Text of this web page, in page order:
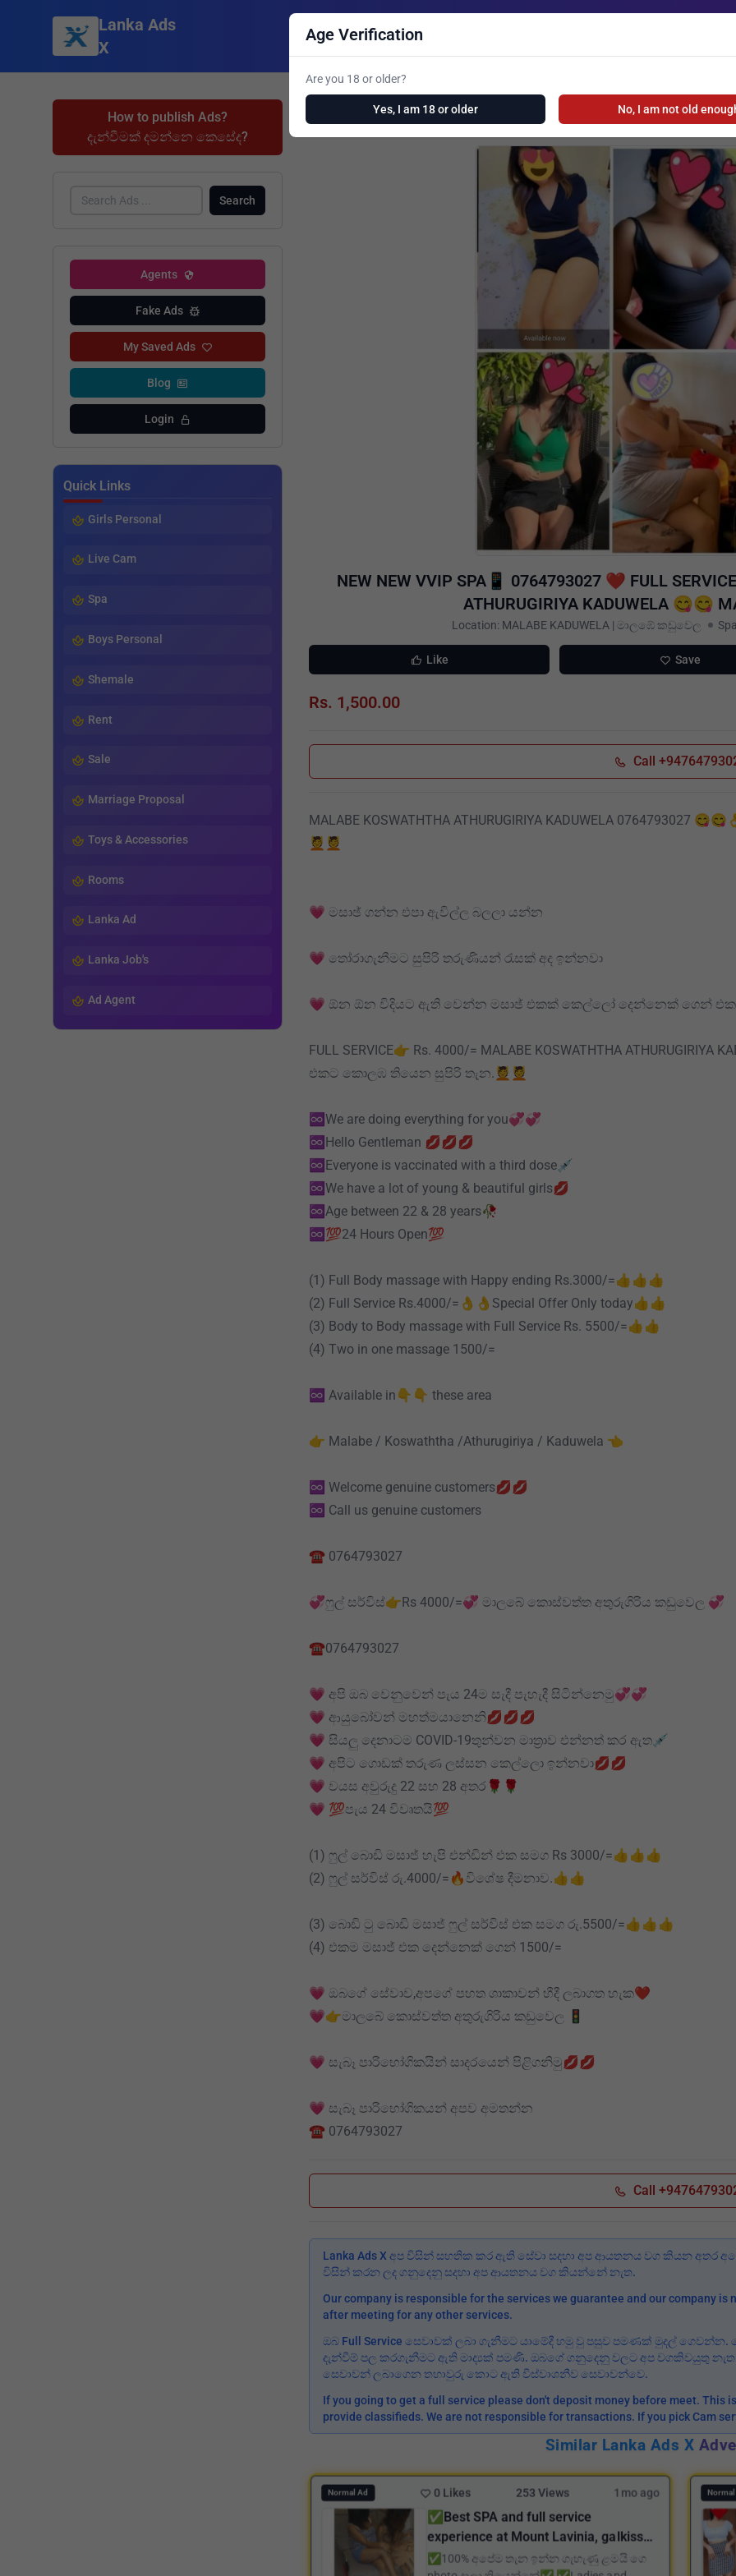
Lanka Ads
X
How to publish Ads?
දැන්වීමක් දමන්නෙ කෙසේද?
Search
Agents
Fake Ads
My Saved Ads
Blog
Login
Quick Links
Girls Personal
Live Cam
Spa
Boys Personal
Shemale
Rent
Sale
Marriage Proposal
Toys & Accessories
Rooms
Lanka Ad
Lanka Job's
Ad Agent
See New Ads
NEW NEW VVIP SPA📱 0764793027 ❤️ FULL
ATHURUGIRIYA KADUWELA 😋😋
Location: MALABE KADUWELA | මාලඹේ කඩුවෙල
Like Save
Rs. 1,500.00
Call
MALABE KOSWATHTHA ATHURUGIRIYA KADUWELA
💆💆
💗 මසාඡ් ගන්න එපා ඇවිල්ල බලලා යන්න
💗 තෝරාගැනීමට සුපිරි තරුණියන් රැසක් අද ඉන්නවා
💗 ඕන ඕන විදියට ඇති වෙන්න මසාඡ් එකක් කෙල්ලෝ දෙන්නෙක් ගෙන්
FULL SERVICE👉 Rs. 4000/= MALABE KOSWATHTHA
එකට කොලඹ තියෙන සුපිරි තැන.💆💆
♾️We are doing everything for you💞💞
♾️Hello Gentleman 💋💋💋
♾️Everyone is vaccinated with a third dose💉
♾️We have a lot of young & beautiful girls💋
♾️Age between 22 & 28 years🥀
♾️💯24 Hours Open💯
(1) Full Body massage with Happy ending Rs.3000/=👍👍👍
(2) Full Service Rs.4000/=👌👌Special Offer Only today👍👍
(3) Body to Body massage with Full Service Rs. 5500/=👍👍
(4) Two in one massage 1500/=
♾️ Available in👇👇 these area
👉 Malabe / Koswaththa /Athurugiriya / Kaduwela 👈
♾️ Welcome genuine customers💋💋
♾️ Call us genuine customers
☎️ 0764793027
💞ෆුල් සර්විස්👉Rs 4000/=💞 මාලබේ කොස්වත්ත අතුරුගිරිය කඩුවෙල 💞
☎️0764793027
💗 අපි ඔබ වෙනුවෙන් පැය 24ම සැදී පැහැදී සිටින්නෙමු💞💞
💗 ආයුබෝවන් මහත්මයානෙනි💋💋💋
💗 සියලු දෙනාටම COVID-19තුන්වන මාත්‍රාව එන්නත් කර ඇත💉
💗 අපිට ගොඩක් තරුණ ලස්සන කෙල්ලො ඉන්නවා💋💋
💗 වයස අවුරුදු 22 සහ 28 අතර🌹🌹
💗 💯පැය 24 විවෘතයි💯
(1) ෆුල් බොඩි මසාජ් හැපි එන්ඩින් එක සමග Rs 3000/=👍👍👍
(2) ෆුල් සර්විස් රු.4000/=🔥විශේෂ දීමනාව.👍👍
(3) බොඩි ටු බොඩි මසාජ් ෆුල් සර්විස් එක සමග රු.5500/=👍👍👍
(4) එකම මසාජ් එක දෙන්නෙක් ගෙන් 1500/=
💗 ඔබගේ සේවාව,අපගේ පහත ශාකාවන් හීදී ලබාගත හැක❤️
💗👉මාලබේ කොස්වත්ත අතුරුගිරිය කඩුවෙල 🚦
💗 සැබෑ පාරිභෝගිකයින් සාදරයෙන් පිළිගනිමු💋💋
💗 සැබෑ පාරිභෝගිකයන් අපව අමතන්න
☎️ 0764793027
Call
Lanka Ads X අප විසින් සහතික කර ඇති සේවා සදහා අප ආයතනය වග කියන අතර
විසින් කරන ලද ගනුදෙනු සදහා අප ආයතනය වග කියන්නේ නැත.
Our company is responsible for the services we guarantee and our company
after meeting for any other services.
ඔබ Full Service සෙවාවක් ලබා ගැනීමට යාමේදී හමු වු පසුව පමණක් මුදල්
දැන්වීම් පල කරගැනීමට ඇති මාද්‍යක් පමණි. ඔබගේ ගනුදෙනු වලට අප වගකිවයුතු
සෙවාවන් ලබාගෙන තහාවුරු කොට ඇති විස්වාශනීව සෙවාවන්වෙ.
If you going to get a full service please don't deposit money before meet. This
provide classifieds. We are not responsible for transactions. If you pick Cam
Similar Lanka Ads X
Normal Ad 0 Likes 253 Views 1mo ago
✅️Best SPA and full service
experience at Mount Lavinia, galkissa,
aththidiya. එන්න හොඳම EXPERIENCE
✅️100% අපේම තැන ඉන්න ගැහැණු ළමයි ගෙ
Normal
Age Verification
Are you 18 or older?
Yes, I am 18 or older No, I am not old